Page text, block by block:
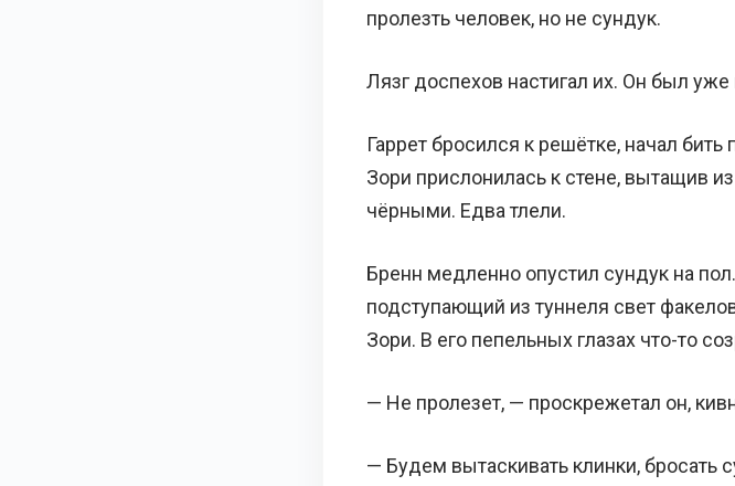
пролезть человек, но не сундук.
Лязг доспехов настигал их. Он был
Гаррет бросился к решётке, начал
Зори прислонилась к стене, вытащив
чёрными. Едва тлели.
Бренн медленно опустил сундук на
подступающий из туннеля свет
Зори. В его пепельных глазах что-то
— Не пролезет, — проскрежетал он,
— Будем вытаскивать клинки, бросать